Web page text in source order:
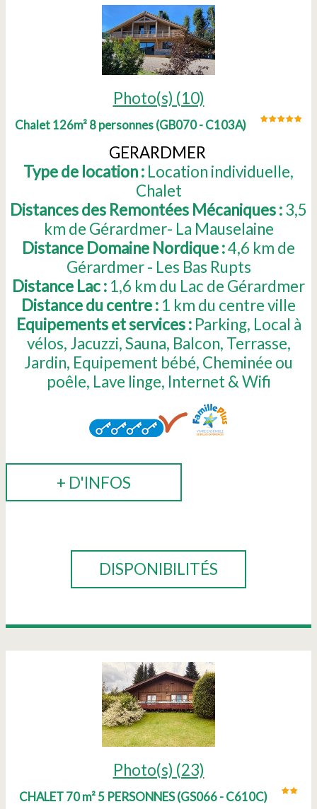
Photo(s) (10)
Chalet 126m² 8 personnes(GB070 - C103A)
GERARDMER
Type de location : Location individuelle
Chalet
Distances des Remontées Mécaniques :3,5
km de Gérardmer- La Mauselaine
Distance Domaine Nordique :4,6 km de
Gérardmer - Les Bas Rupts
Distance Lac : 1,6 km du Lac de Gérardmer
Distance du centre : 1 km du centre ville
Equipements et services : Parking Local à
vélos Jacuzzi Sauna Balcon Terrasse
Jardin Equipement bébé Cheminée ou
poêle Lave linge Internet & Wifi
+ D'INFOS
DISPONIBILITÉS
Photo(s) (23)
CHALET 70 m² 5 PERSONNES(GS066 - C610C)